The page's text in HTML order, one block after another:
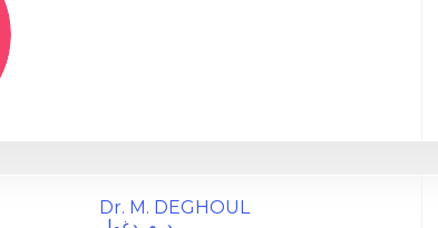
Dr. M. DEGHOUL